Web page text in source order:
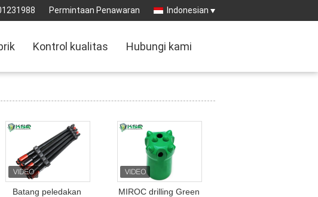
Permintaan Penawaran Indonesian
Kontrol kualitas Hubungi kami
Batang peledakan
MIROC drilling Green